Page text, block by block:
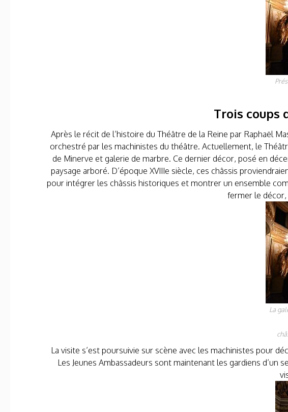
Trois coups
Après le récit de l’histoire du Théâtre de la Reine par Raphaël
orchestré par les machinistes du théâtre. Actuellement, le
de Minerve et galerie de marbre. Ce dernier décor, posé en
paysage arboré. D’époque XVIIIe siècle, ces châssis
pour intégrer les châssis historiques et montrer un ensemble
fermer le
La
La visite s’est poursuivie sur scène avec les machinistes pour
Les Jeunes Ambassadeurs sont maintenant les gardiens d’un